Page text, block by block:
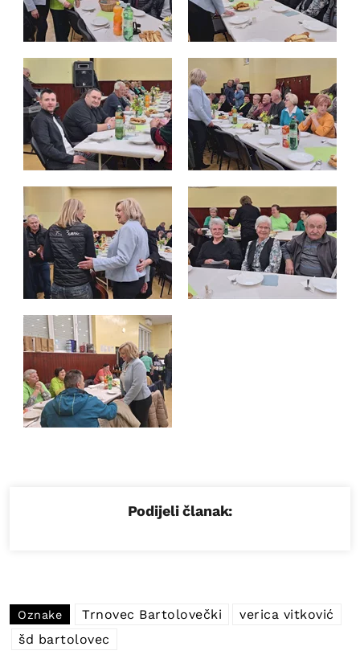
Podijeli članak:
Oznake Trnovec Bartolovečki
verica vitković
šd bartolovec